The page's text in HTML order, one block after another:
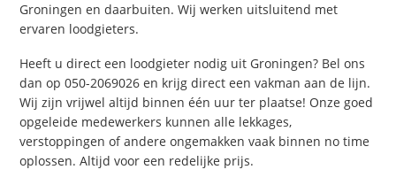
Groningen en daarbuiten. Wij werken uitsluitend met
ervaren loodgieters.
Heeft u direct een loodgieter nodig uit Groningen? Bel ons
dan op 050-2069026 en krijg direct een vakman aan de lijn.
Wij zijn vrijwel altijd binnen één uur ter plaatse! Onze goed
opgeleide medewerkers kunnen alle lekkages,
verstoppingen of andere ongemakken vaak binnen no time
oplossen. Altijd voor een redelijke prijs.